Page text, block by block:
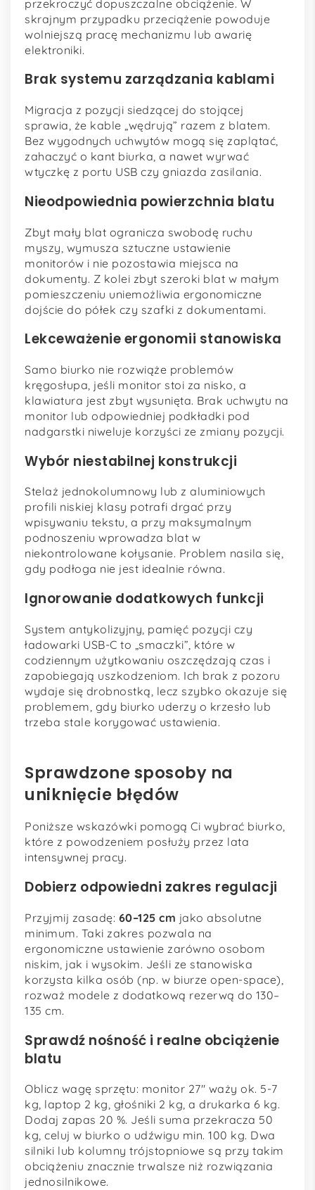
przekroczyć dopuszczalne obciążenie. W
skrajnym przypadku przeciążenie powoduje
wolniejszą pracę mechanizmu lub awarię
elektroniki.
Brak systemu zarządzania kablami
Migracja z pozycji siedzącej do stojącej
sprawia, że kable „wędrują” razem z blatem.
Bez wygodnych uchwytów mogą się zaplątać,
zahaczyć o kant biurka, a nawet wyrwać
wtyczkę z portu USB czy gniazda zasilania.
Nieodpowiednia powierzchnia blatu
Zbyt mały blat ogranicza swobodę ruchu
myszy, wymusza sztuczne ustawienie
monitorów i nie pozostawia miejsca na
dokumenty. Z kolei zbyt szeroki blat w małym
pomieszczeniu uniemożliwia ergonomiczne
dojście do półek czy szafki z dokumentami.
Lekceważenie ergonomii stanowiska
Samo biurko nie rozwiąże problemów
kręgosłupa, jeśli monitor stoi za nisko, a
klawiatura jest zbyt wysunięta. Brak uchwytu na
monitor lub odpowiedniej podkładki pod
nadgarstki niweluje korzyści ze zmiany pozycji.
Wybór niestabilnej konstrukcji
Stelaż jednokolumnowy lub z aluminiowych
profili niskiej klasy potrafi drgać przy
wpisywaniu tekstu, a przy maksymalnym
podnoszeniu wprowadza blat w
niekontrolowane kołysanie. Problem nasila się,
gdy podłoga nie jest idealnie równa.
Ignorowanie dodatkowych funkcji
System antykolizyjny, pamięć pozycji czy
ładowarki USB-C to „smaczki”, które w
codziennym użytkowaniu oszczędzają czas i
zapobiegają uszkodzeniom. Ich brak z pozoru
wydaje się drobnostką, lecz szybko okazuje się
problemem, gdy biurko uderzy o krzesło lub
trzeba stale korygować ustawienia.
Sprawdzone sposoby na
uniknięcie błędów
Poniższe wskazówki pomogą Ci wybrać biurko,
które z powodzeniem posłuży przez lata
intensywnej pracy.
Dobierz odpowiedni zakres regulacji
Przyjmij zasadę: 60–125 cm jako absolutne
minimum. Taki zakres pozwala na
ergonomiczne ustawienie zarówno osobom
niskim, jak i wysokim. Jeśli ze stanowiska
korzysta kilka osób (np. w biurze open-space),
rozważ modele z dodatkową rezerwą do 130–
135 cm.
Sprawdź nośność i realne obciążenie
blatu
Oblicz wagę sprzętu: monitor 27″ waży ok. 5-7
kg, laptop 2 kg, głośniki 2 kg, a drukarka 6 kg.
Dodaj zapas 20 %. Jeśli suma przekracza 50
kg, celuj w biurko o udźwigu min. 100 kg. Dwa
silniki lub kolumny trójstopniowe są przy takim
obciążeniu znacznie trwalsze niż rozwiązania
jednosilnikowe.